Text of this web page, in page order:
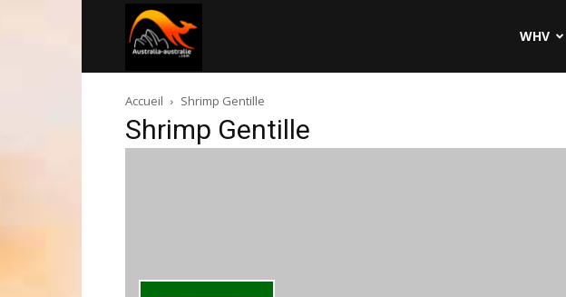
australie.com
WHV
Accueil Shrimp Gentille
Shrimp Gentille